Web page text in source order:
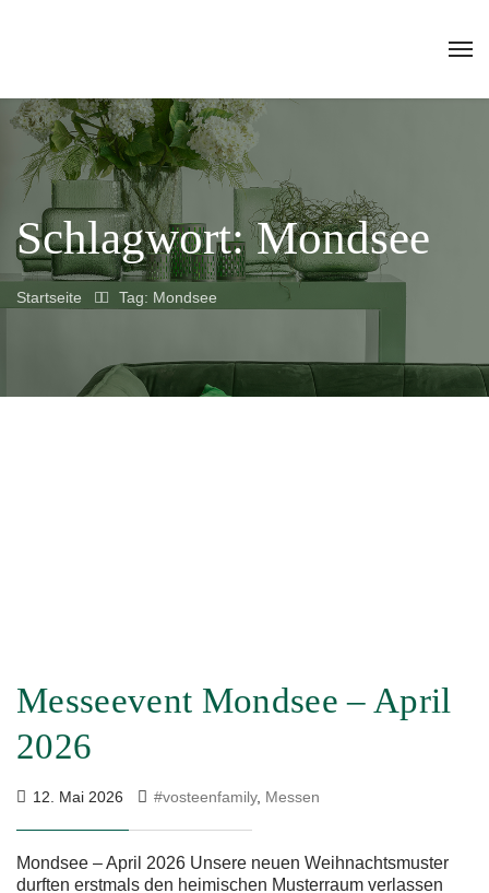
Schlagwort:Mondsee
Startseite Tag: Mondsee
Messeevent Mondsee – April
2026
12. Mai 2026 #vosteenfamily, Messen
Mondsee – April 2026 Unsere neuen Weihnachtsmuster
durften erstmals den heimischen Musterraum verlassen